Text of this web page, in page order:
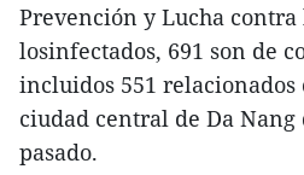
Prevención y Lucha
losinfectados, 691 son de
incluidos 551
ciudad central de Da
pasado.